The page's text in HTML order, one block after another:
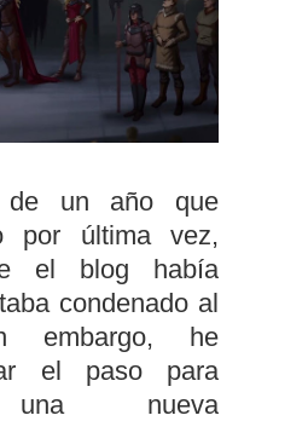
de un año que
por última vez,
el blog había
condenado al
embargo, he
el paso para
una nueva